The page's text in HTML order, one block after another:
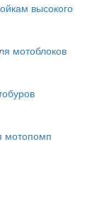
высокого
мотоблоков
мотопомп